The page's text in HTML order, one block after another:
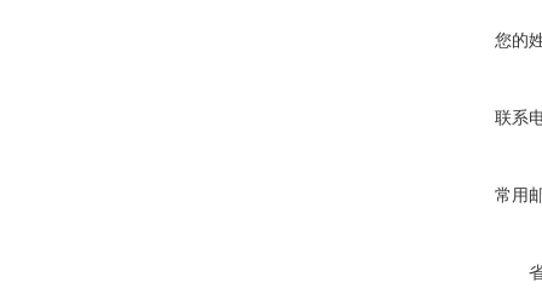
您的
联系
常用